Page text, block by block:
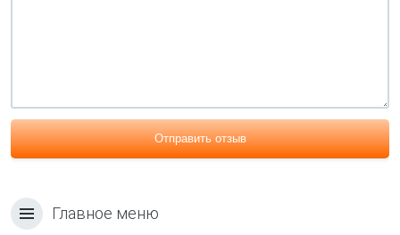
Отправить отзыв
Главное меню